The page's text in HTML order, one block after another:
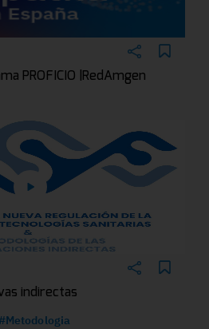
PROFICIO |RedAmgen
indirectas